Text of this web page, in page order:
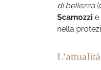
di bellezza
Scamozzi e
nella